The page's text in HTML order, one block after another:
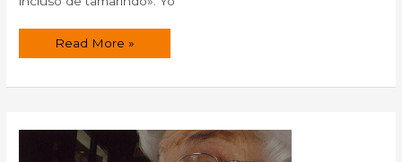
Propiedades
ajo
Read More »